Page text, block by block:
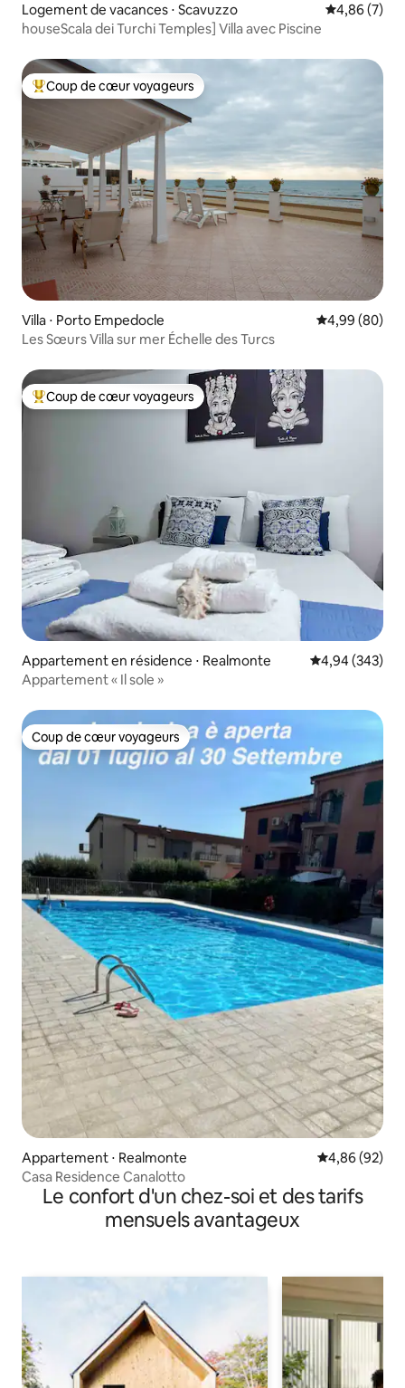
Logement de vacances ⋅ Scavuzzo Évaluation
4,86 (7)
houseScala dei Turchi Temples] Villa avec Piscine
Coups de cœur voyageurs les plus appréciés
Coup de cœur voyageurs
Villa ⋅ Porto Empedocle Évaluation
4,99 (80)
Les Sœurs Villa sur mer Échelle des Turcs
Coups de cœur voyageurs les plus appréciés
Coup de cœur voyageurs
Appartement en résidence ⋅ Realmonte Évaluation
4,94 (343)
Appartement « Il sole »
Coup de cœur voyageurs
Coup de cœur voyageurs
Appartement ⋅ Realmonte Évaluation
4,86 (92)
Casa Residence Canalotto
Le confort d'un chez-soi et des tarifs
mensuels avantageux